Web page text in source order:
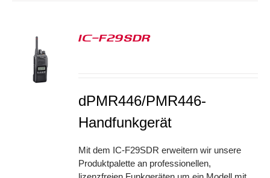
IC-F29SDR
dPMR446/PMR446-
Handfunkgerät
Mit dem IC-F29SDR erweitern wir unsere
Produktpalette an professionellen,